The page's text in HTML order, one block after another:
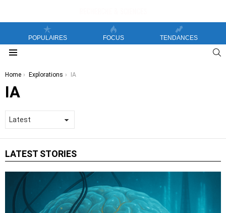
POPULAIRES FOCUS TENDANCES
You are here:
Home Explorations IA
IA
LATEST STORIES